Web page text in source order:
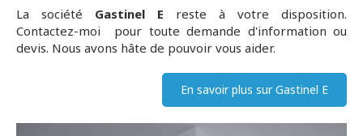
La société Gastinel E reste à votre disposition.
Contactez-moi pour toute demande d'information ou
devis. Nous avons hâte de pouvoir vous aider.
En savoir plus sur Gastinel E